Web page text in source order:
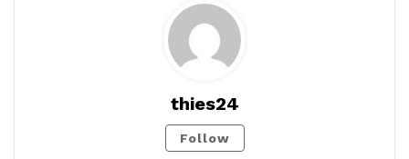
thies24
Follow